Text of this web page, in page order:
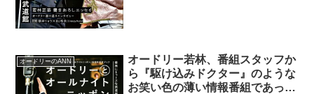
オードリーのANN
オードリー若林、番組スタッフか
ら『駆け込みドクター』のような
お笑い色の薄い情報番組であって